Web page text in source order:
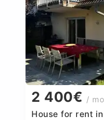
2 400€ /
House for rent